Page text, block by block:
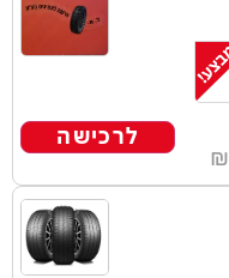
₪
לרכישה